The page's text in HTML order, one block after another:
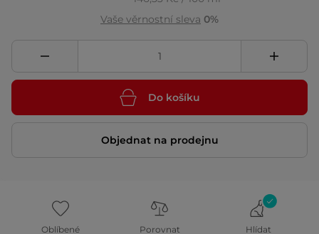
Vaše věrnostní sleva 0%
Do košíku
Objednat na prodejnu
Oblíbené Porovnat Hlídat